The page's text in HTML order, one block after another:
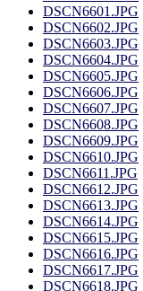
DSCN6601.JPG
DSCN6602.JPG
DSCN6603.JPG
DSCN6604.JPG
DSCN6605.JPG
DSCN6606.JPG
DSCN6607.JPG
DSCN6608.JPG
DSCN6609.JPG
DSCN6610.JPG
DSCN6611.JPG
DSCN6612.JPG
DSCN6613.JPG
DSCN6614.JPG
DSCN6615.JPG
DSCN6616.JPG
DSCN6617.JPG
DSCN6618.JPG